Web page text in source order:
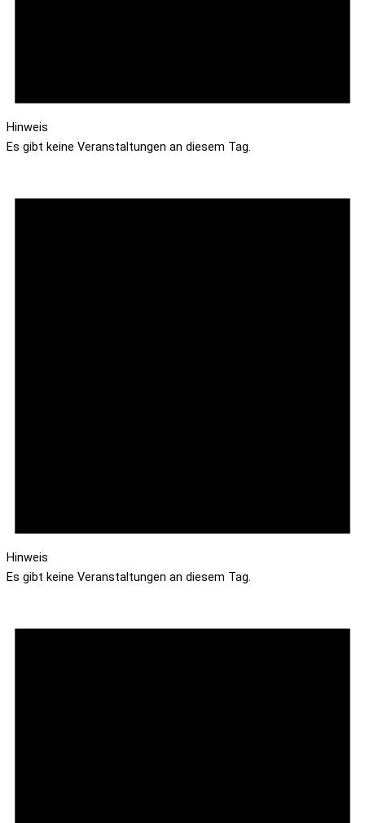
Hinweis
Es gibt keine Veranstaltungen an diesem Tag.
Hinweis
Es gibt keine Veranstaltungen an diesem Tag.